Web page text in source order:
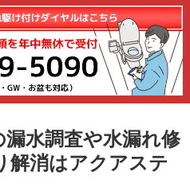
水調査や水漏れ修
解消はアクアステ